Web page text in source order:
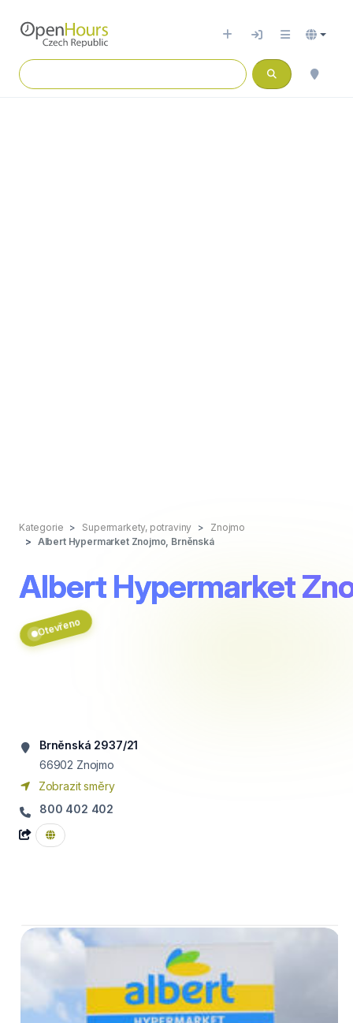
Kategorie Supermarkety, potraviny
Znojmo
Albert Hypermarket Znojmo, Brněnská
Albert Hypermarket
Otevřeno
Brněnská 2937/21
66902 Znojmo
Zobrazit směry
800 402 402